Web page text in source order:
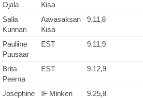
Ojala
Kisa
Salla
Kunnari
Aavasaksan
Kisa
9.11,8
Pauliine
Puusaar
EST 9.11,9
Brita
Peerna
EST 9.12,9
Josephine
IF Minken 9.25,8